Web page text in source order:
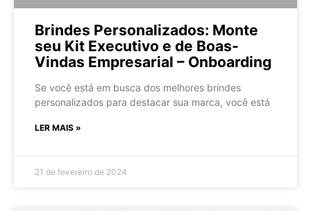
Brindes Personalizados: Monte
seu Kit Executivo e de Boas-
Vindas Empresarial – Onboarding
Se você está em busca dos melhores brindes
personalizados para destacar sua marca, você está
LER MAIS »
21 de fevereiro de 2024